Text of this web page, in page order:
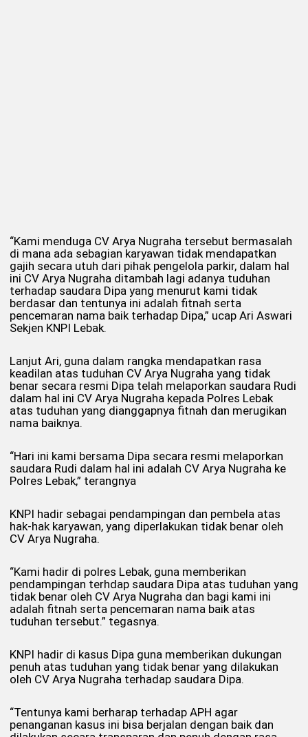
“Kami menduga CV Arya Nugraha tersebut bermasalah
di mana ada sebagian karyawan tidak mendapatkan
gajih secara utuh dari pihak pengelola parkir, dalam hal
ini CV Arya Nugraha ditambah lagi adanya tuduhan
terhadap saudara Dipa yang menurut kami tidak
berdasar dan tentunya ini adalah fitnah serta
pencemaran nama baik terhadap Dipa,” ucap Ari Aswari
Sekjen KNPI Lebak.
Lanjut Ari, guna dalam rangka mendapatkan rasa
keadilan atas tuduhan CV Arya Nugraha yang tidak
benar secara resmi Dipa telah melaporkan saudara Rudi
dalam hal ini CV Arya Nugraha kepada Polres Lebak
atas tuduhan yang dianggapnya fitnah dan merugikan
nama baiknya.
“Hari ini kami bersama Dipa secara resmi melaporkan
saudara Rudi dalam hal ini adalah CV Arya Nugraha ke
Polres Lebak,” terangnya
KNPI hadir sebagai pendampingan dan pembela atas
hak-hak karyawan, yang diperlakukan tidak benar oleh
CV Arya Nugraha.
“Kami hadir di polres Lebak, guna memberikan
pendampingan terhdap saudara Dipa atas tuduhan yang
tidak benar oleh CV Arya Nugraha dan bagi kami ini
adalah fitnah serta pencemaran nama baik atas
tuduhan tersebut.” tegasnya.
KNPI hadir di kasus Dipa guna memberikan dukungan
penuh atas tuduhan yang tidak benar yang dilakukan
oleh CV Arya Nugraha terhadap saudara Dipa.
“Tentunya kami berharap terhadap APH agar
penanganan kasus ini bisa berjalan dengan baik dan